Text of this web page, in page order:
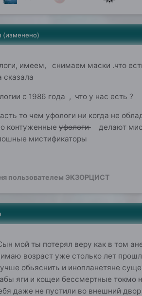
(изменено)
имеем, снимаем маски .что
сказала
с 1986 года , что у нас есть ?
пропасть то чем
контуженные уфологиделают
мистификаторы
пользователем ЭКЗОРЦИСТ
мой ты потерял веру как в том
возраст уже столько лет
обьяснить и инопланетяне
яги и кощеи бессмертные токмо
даже не пустили во внешний